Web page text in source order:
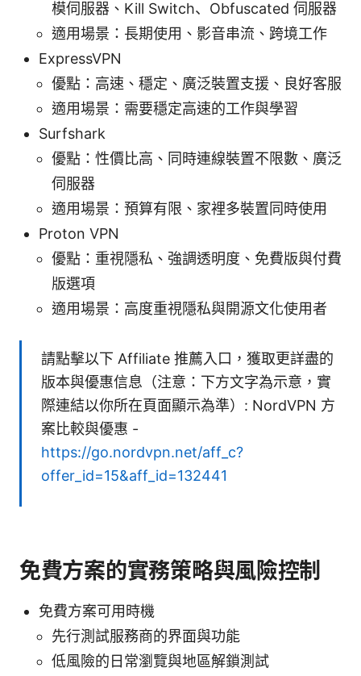
模伺服器、Kill Switch、Obfuscated 伺服器
適用場景：長期使用、影音串流、跨境工作
ExpressVPN
優點：高速、穩定、廣泛裝置支援、良好客服
適用場景：需要穩定高速的工作與學習
Surfshark
優點：性價比高、同時連線裝置不限數、廣泛
伺服器
適用場景：預算有限、家裡多裝置同時使用
Proton VPN
優點：重視隱私、強調透明度、免費版與付費
版選項
適用場景：高度重視隱私與開源文化使用者
請點擊以下 Affiliate 推薦入口，獲取更詳盡的
版本與優惠信息（注意：下方文字為示意，實
際連結以你所在頁面顯示為準）: NordVPN 方
案比較與優惠 -
https://go.nordvpn.net/aff_c?
offer_id=15&aff_id=132441
免費方案的實務策略與風險控制
免費方案可用時機
先行測試服務商的界面與功能
低風險的日常瀏覽與地區解鎖測試